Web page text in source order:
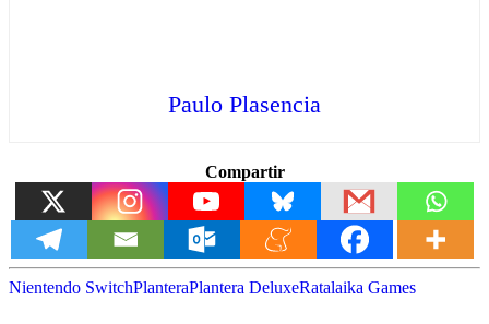
Paulo Plasencia
Compartir
Nientendo SwitchPlanteraPlantera DeluxeRatalaika Games